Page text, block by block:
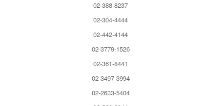
02-388-8237
02-304-4444
02-442-4144
02-3779-1526
02-361-8441
02-3497-3994
02-2633-5404